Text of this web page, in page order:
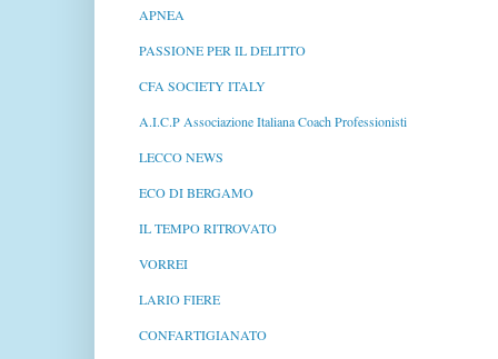
APNEA
PASSIONE PER IL DELITTO
CFA SOCIETY ITALY
A.I.C.P Associazione Italiana Coach Professionisti
LECCO NEWS
ECO DI BERGAMO
IL TEMPO RITROVATO
VORREI
LARIO FIERE
CONFARTIGIANATO